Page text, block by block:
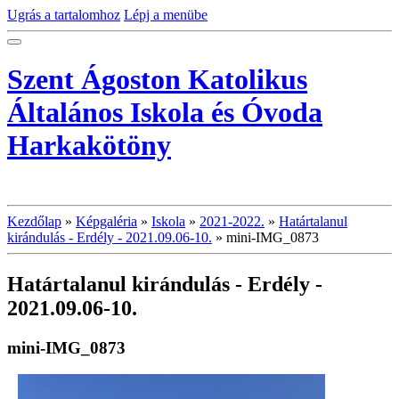
Ugrás a tartalomhoz Lépj a menübe
Szent Ágoston Katolikus
Általános Iskola és Óvoda
Harkakötöny
Kezdőlap » Képgaléria » Iskola » 2021-2022. » Határtalanul
kirándulás - Erdély - 2021.09.06-10. » mini-IMG_0873
Határtalanul kirándulás - Erdély -
2021.09.06-10.
mini-IMG_0873